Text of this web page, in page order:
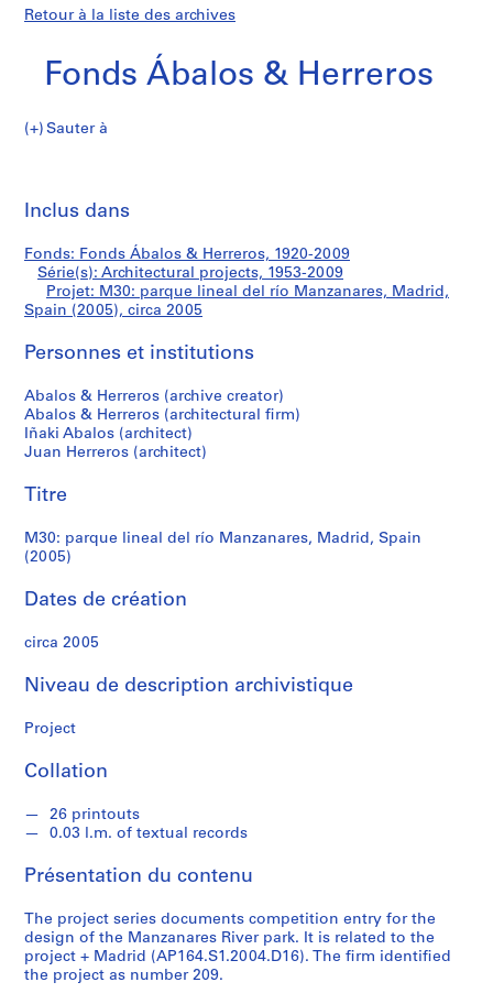
Retour à la liste des archives
Fonds Ábalos & Herreros
Sauter à
d
s
Á
a
o
&
H
e
r
r
o
s
S
r
e
(
s
)
:
r
h
i
t
parque
lineal
del
río
Manzanares,
Madrid,
Spain
(2005)
Inclus dans
Fonds: Fonds Ábalos & Herreros, 1920-2009
Série(s): Architectural projects, 1953-2009
Projet: M30: parque lineal del río Manzanares, Madrid,
Spain (2005), circa 2005
Personnes et institutions
Abalos & Herreros (archive creator)
Abalos & Herreros (architectural firm)
Iñaki Abalos (architect)
Juan Herreros (architect)
Titre
M30: parque lineal del río Manzanares, Madrid, Spain
(2005)
Dates de création
circa 2005
Niveau de description archivistique
Project
Collation
26 printouts
0.03 l.m. of textual records
Présentation du contenu
The project series documents competition entry for the
design of the Manzanares River park. It is related to the
project + Madrid (AP164.S1.2004.D16). The firm identified
the project as number 209.